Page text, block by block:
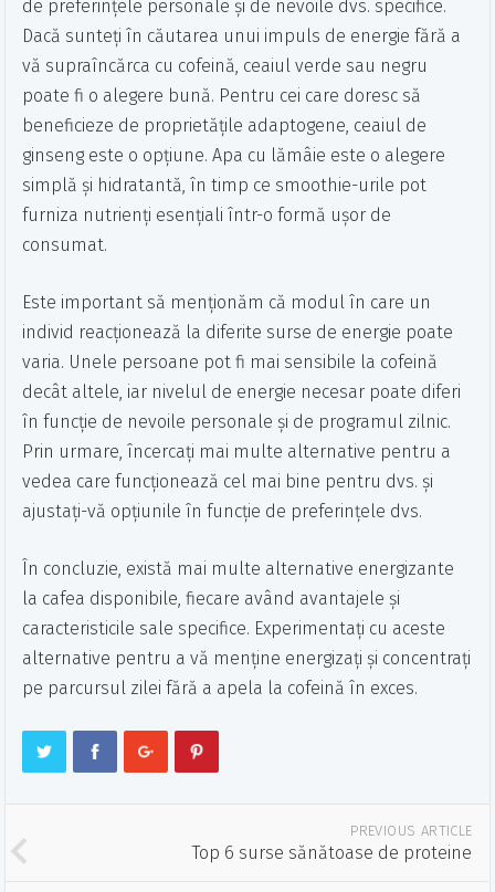
de preferințele personale și de nevoile dvs. specifice.
Dacă sunteți în căutarea unui impuls de energie fără a
vă supraîncărca cu cofeină, ceaiul verde sau negru
poate fi o alegere bună. Pentru cei care doresc să
beneficieze de proprietățile adaptogene, ceaiul de
ginseng este o opțiune. Apa cu lămâie este o alegere
simplă și hidratantă, în timp ce smoothie-urile pot
furniza nutrienți esențiali într-o formă ușor de
consumat.
Este important să menționăm că modul în care un
individ reacționează la diferite surse de energie poate
varia. Unele persoane pot fi mai sensibile la cofeină
decât altele, iar nivelul de energie necesar poate diferi
în funcție de nevoile personale și de programul zilnic.
Prin urmare, încercați mai multe alternative pentru a
vedea care funcționează cel mai bine pentru dvs. și
ajustați-vă opțiunile în funcție de preferințele dvs.
În concluzie, există mai multe alternative energizante
la cafea disponibile, fiecare având avantajele și
caracteristicile sale specifice. Experimentați cu aceste
alternative pentru a vă menține energizați și concentrați
pe parcursul zilei fără a apela la cofeină în exces.
PREVIOUS ARTICLE
Top 6 surse sănătoase de proteine